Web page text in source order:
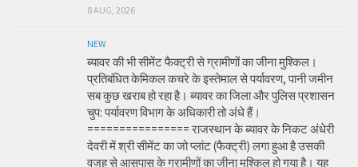
8 AUG, 2026
NEW
ब्यावर की भी सीमेंट फैक्ट्री से ग्रामीणों का जीना मुश्किल।
प्रतिबंधित केमिकल कचरे के इस्तेमाल से पर्यावरण, पानी जमीन
सब कुछ खराब हो रहा है। ब्यावर का जिला और पुलिस प्रशासन
चुप: पर्यावरण विभाग के अधिकारी तो अंधे हैं।
================ राजस्थान के ब्यावर के निकट अंधेरी
देवरी में श्री सीमेंट का जो प्लांट (फैक्ट्री) लगा हुआ है उसकी
वजह से आसपास के ग्रामीणों का जीना मुश्किल हो गया है। यह